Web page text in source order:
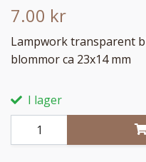
7.00 kr
Lampwork transparent
blommor ca 23x14 mm
I lager